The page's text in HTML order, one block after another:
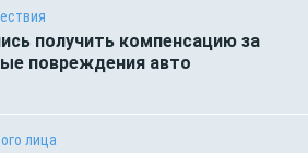
получить компенсацию за
повреждения авто
лица